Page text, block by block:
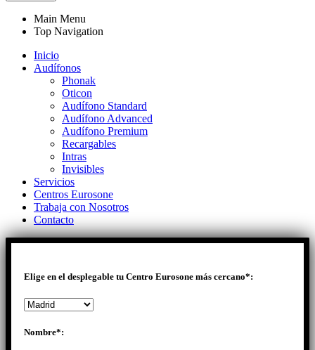
Main Menu
Top Navigation
Inicio
Audífonos
Phonak
Oticon
Audífono Standard
Audífono Advanced
Audífono Premium
Recargables
Intras
Invisibles
Servicios
Centros Eurosone
Trabaja con Nosotros
Contacto
Elige en el desplegable tu Centro Eurosone más cercano*:
Nombre*: